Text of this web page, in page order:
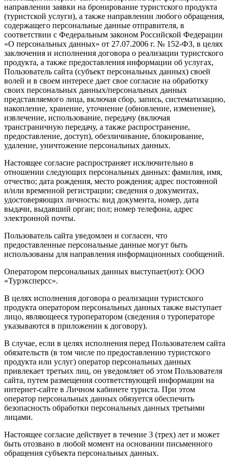
направлении заявки на бронирование туристского продукта
(туристской услуги), а также направлении любого обращения,
содержащего персональные данные отправителя, в
соответствии с Федеральным законом Российской Федерации
«О персональных данных» от 27.07.2006 г. № 152-ФЗ, в целях
заключения и исполнения договора о реализации туристского
продукта, а также предоставления информации об услугах,
Пользователь сайта (субъект персональных данных) своей
волей и в своем интересе дает свое согласие на обработку
своих персональных данных/персональных данных
представляемого лица, включая сбор, запись, систематизацию,
накопление, хранение, уточнение (обновление, изменение),
извлечение, использование, передачу (включая
трансграничную передачу, а также распространение,
предоставление, доступ), обезличивание, блокирование,
удаление, уничтожение персональных данных.
Настоящее согласие распространяет исключительно в
отношении следующих персональных данных: фамилия, имя,
отчество; дата рождения, место рождения; адрес постоянной
и/или временной регистрации; сведения о документах,
удостоверяющих личность: вид документа, номер, дата
выдачи, выдавший орган; пол; номер телефона, адрес
электронной почты.
Пользователь сайта уведомлен и согласен, что
предоставленные персональные данные могут быть
использованы для направления информационных сообщений.
Оператором персональных данных выступает(ют): ООО
«Турэксперсс».
В целях исполнения договора о реализации туристского
продукта оператором персональных данных также выступает
лицо, являющееся туроператором (сведения о туроператоре
указываются в приложении к договору).
В случае, если в целях исполнения перед Пользователем сайта
обязательств (в том числе по предоставлению туристского
продукта или услуг) оператор персональных данных
привлекает третьих лиц, он уведомляет об этом Пользователя
сайта, путем размещения соответствующей информации на
интернет-сайте в Личном кабинете туриста. При этом
оператор персональных данных обязуется обеспечить
безопасность обработки персональных данных третьими
лицами.
Настоящее согласие действует в течение 3 (трех) лет и может
быть отозвано в любой момент на основании письменного
обращения субъекта персональных данных.